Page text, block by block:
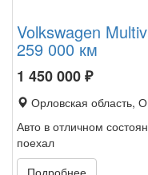
Volkswagen
259 000 км
1 450 000₽
Орловская область,
Авто в отличном
поехал
Подробнее